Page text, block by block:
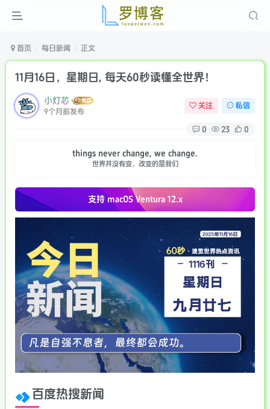
首页 每日新闻 正文
11月16日，星期日, 每天60秒读懂全世界！
小灯芯
9个月前发布
关注 私信
0 23 0
things never change, we change.
世界并没有变，改变的是我们
支持 macOSVentura 12.x
百度热搜新闻